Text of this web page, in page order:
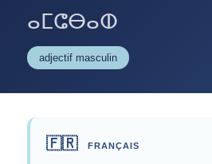
ⴰⵎⵛⴱⴰⵀ
adjectif masculin
🇫🇷 FRANÇAIS